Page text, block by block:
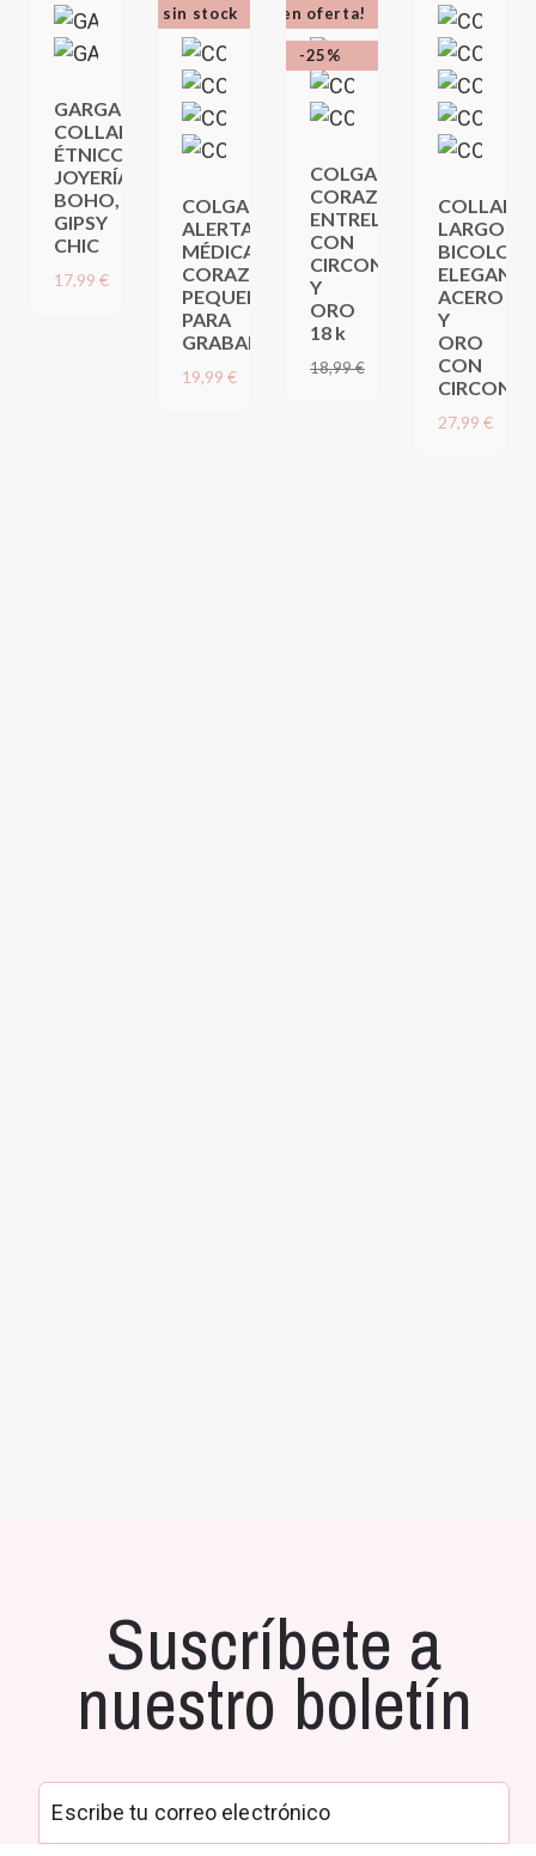
GARGANTILLA,
COLLAR
ÉTNICO,
JOYERÍA
BOHO,
GIPSY
CHIC
17,99 €
COLGANTE
ALERTA
MÉDICA
CORAZÓN
PEQUEÑO
PARA
GRABAR
19,99 €
sin stock
COLGANTE
CORAZONES
ENTRELAZADOS
CON
CIRCONITAS
Y
ORO
18 k
18,99 €
¡en oferta!
-25%
COLLAR
LARGO
BICOLOR
ELEGANTE
ACERO
Y
ORO
CON
27,99 €
Suscríbete a
nuestro boletín